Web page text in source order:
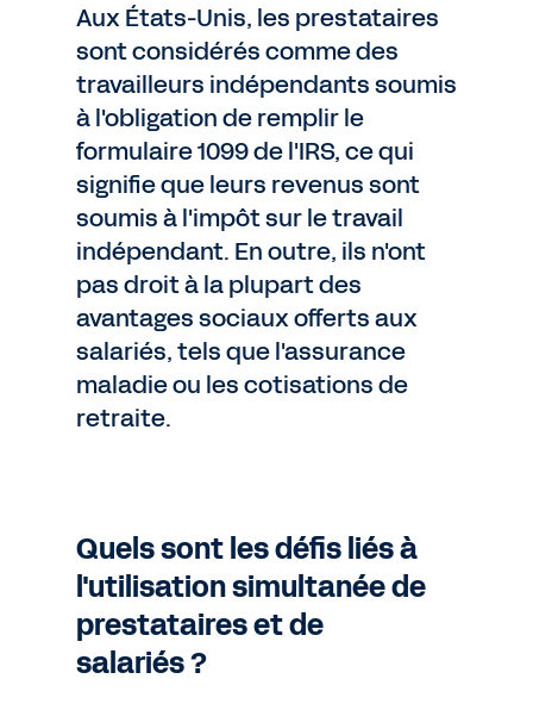
Aux États-Unis, les prestataires
sont considérés comme des
travailleurs indépendants soumis
à l'obligation de remplir le
formulaire 1099 de l'IRS, ce qui
signifie que leurs revenus sont
soumis à l'impôt sur le travail
indépendant. En outre, ils n'ont
pas droit à la plupart des
avantages sociaux offerts aux
salariés, tels que l'assurance
maladie ou les cotisations de
retraite.
Quels sont les défis liés à
l'utilisation simultanée de
prestataires et de
salariés ?